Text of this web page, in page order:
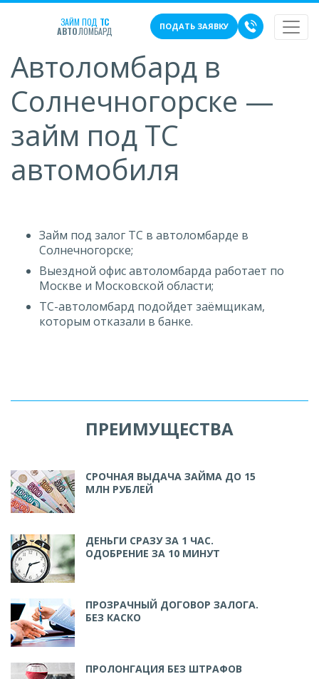
ЗАЙМ ПОД ТС
АВТОЛОМБАРД ПОДАТЬ ЗАЯВКУ
Автоломбард в
Солнечногорске —
займ под ТС
автомобиля
Займ под залог ТС в автоломбарде в
Солнечногорске;
Выездной офис автоломбарда работает по
Москве и Московской области;
ТС-автоломбард подойдет заёмщикам,
которым отказали в банке.
ПРЕИМУЩЕСТВА
СРОЧНАЯ ВЫДАЧА ЗАЙМА ДО 15
МЛН РУБЛЕЙ
ДЕНЬГИ СРАЗУ ЗА 1 ЧАС.
ОДОБРЕНИЕ ЗА 10 МИНУТ
ПРОЗРАЧНЫЙ ДОГОВОР ЗАЛОГА.
БЕЗ КАСКО
ПРОЛОНГАЦИЯ БЕЗ ШТРАФОВ